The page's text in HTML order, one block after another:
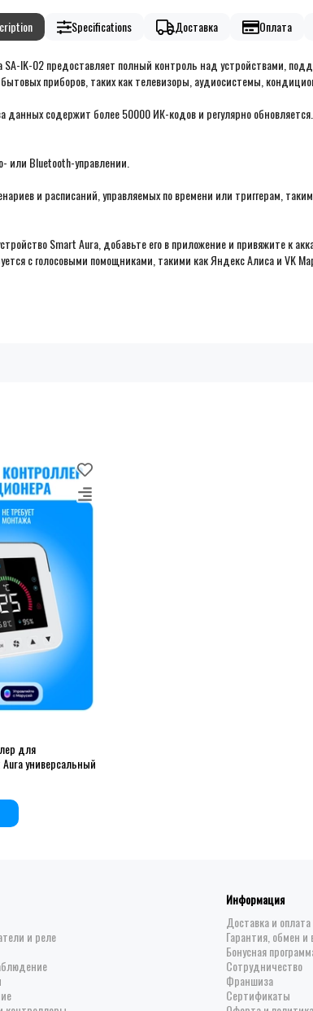
Specifications Доставка Оплата
SA-IK-02 предоставляет полный контроль над устройствами,
приборов, таких как телевизоры, аудиосистемы,
содержит более 50000 ИК-кодов и регулярно
или Bluetooth-управлении.
и расписаний, управляемых по времени или триггерам,
Smart Aura, добавьте его в приложение и привяжите к
с голосовыми помощниками, такими как Яндекс Алиса и VK
для
универсальный
и реле
Информация
Доставка и оплата
Гарантия, обмен и
Бонусная
Сотрудничество
Франшиза
Сертификаты